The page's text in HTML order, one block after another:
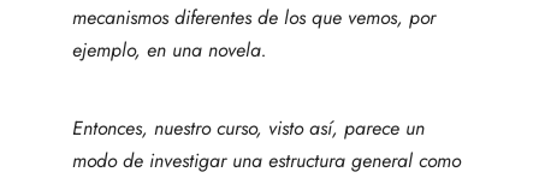
mecanismos diferentes de los que vemos, por
ejemplo, en una novela.
Entonces, nuestro curso, visto así, parece un
modo de investigar una estructura general como